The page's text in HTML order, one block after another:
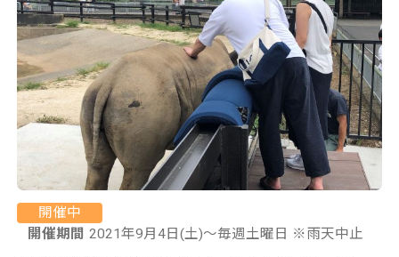
開催中
開催期間 2021年9月4日(土)～毎週土曜日 ※雨天中止